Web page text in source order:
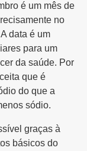
é um mês de
no
data é um
para um
da saúde. Por
que é
do que a
sódio.
graças à
básicos do